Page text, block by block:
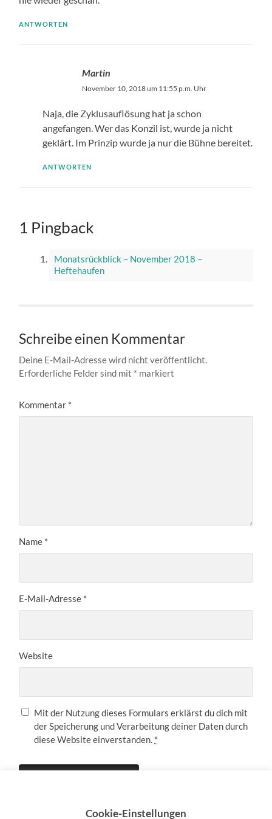
ANTWORTEN
Martin
November 10, 2018 um 11:55 p.m. Uhr
Naja, die Zyklusauflösung hat ja schon
angefangen. Wer das Konzil ist, wurde ja nicht
geklärt. Im Prinzip wurde ja nur die Bühne bereitet.
ANTWORTEN
1 Pingback
Monatsrückblick – November 2018 –
Heftehaufen
Schreibe einen Kommentar
Deine E-Mail-Adresse wird nicht veröffentlicht.
Erforderliche Felder sind mit * markiert
Kommentar *
Name *
E-Mail-Adresse *
Website
Mit der Nutzung dieses Formulars erklärst du dich mit
der Speicherung und Verarbeitung deiner Daten durch
diese Website einverstanden. *
Cookie-Einstellungen